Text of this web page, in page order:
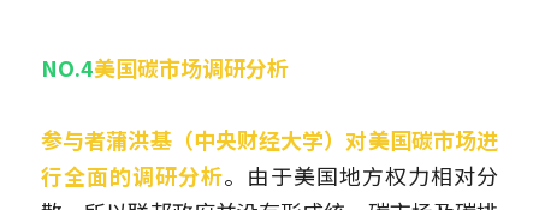
NO.4美国碳市场调研分析
参与者蒲洪基（中央财经大学）对美国碳市场进
行全面的调研分析。由于美国地方权力相对分